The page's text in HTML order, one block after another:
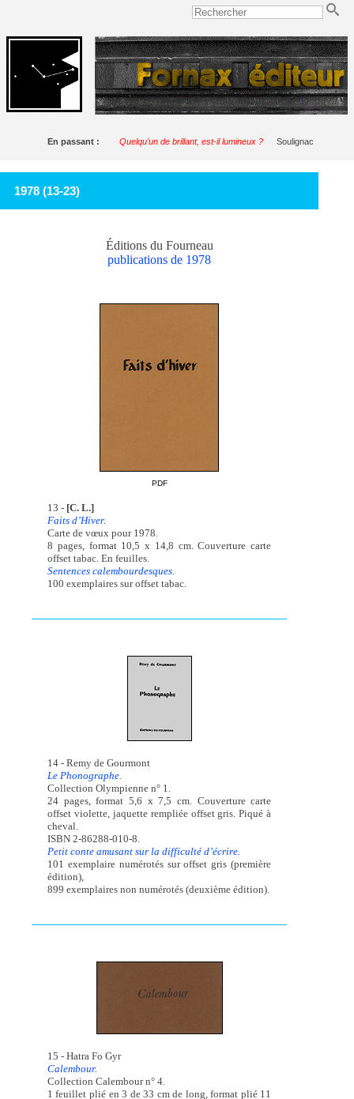
En passant : Quelqu'un de brillant, est-il lumineux ? Soulignac
1978 (13-23)
Éditions du Fourneau
publications de 1978
PDF
13 - [C. L.]
Faits d’Hiver.
Carte de vœux pour 1978.
8 pages, format 10,5 x 14,8 cm. Couverture carte
offset tabac. En feuilles.
Sentences calembourdesques.
100 exemplaires sur offset tabac.
14 - Remy de Gourmont
Le Phonographe.
Collection Olympienne n° 1.
24 pages, format 5,6 x 7,5 cm. Couverture carte
offset violette, jaquette rempliée offset gris. Piqué à
cheval.
ISBN 2-86288-010-8.
Petit conte amusant sur la difficulté d’écrire.
101 exemplaire numérotés sur offset gris (première
édition),
899 exemplaires non numérotés (deuxième édition).
15 - Hatra Fo Gyr
Calembour.
Collection Calembour n° 4.
1 feuillet plié en 3 de 33 cm de long, format plié 11